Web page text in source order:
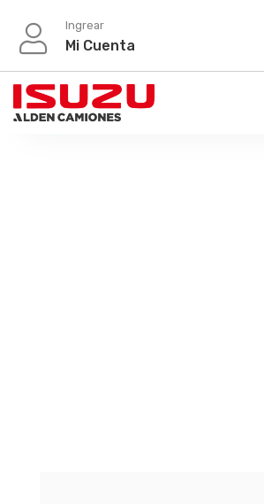
Ingrear
Mi Cuenta